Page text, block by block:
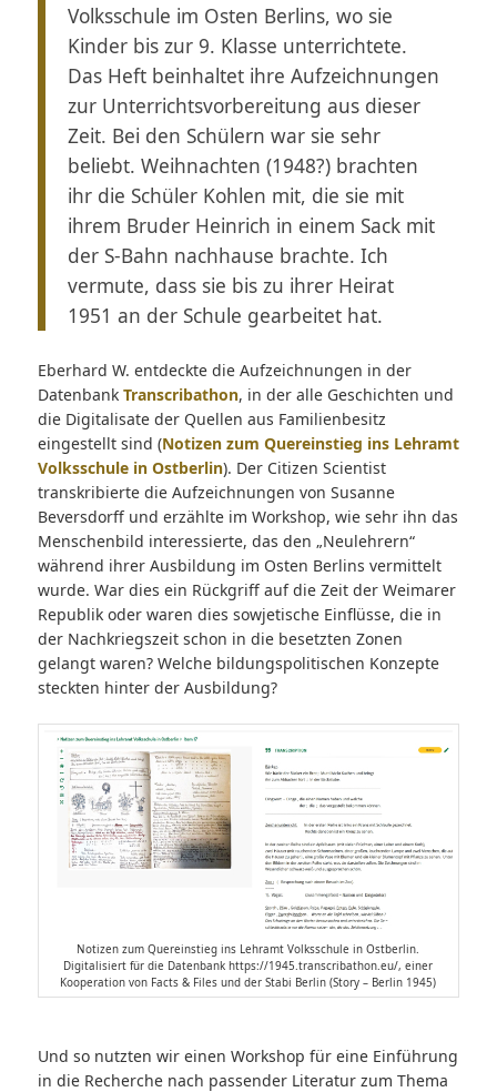
Volksschule im Osten Berlins, wo sie
Kinder bis zur 9. Klasse unterrichtete.
Das Heft beinhaltet ihre Aufzeichnungen
zur Unterrichtsvorbereitung aus dieser
Zeit. Bei den Schülern war sie sehr
beliebt. Weihnachten (1948?) brachten
ihr die Schüler Kohlen mit, die sie mit
ihrem Bruder Heinrich in einem Sack mit
der S-Bahn nachhause brachte. Ich
vermute, dass sie bis zu ihrer Heirat
1951 an der Schule gearbeitet hat.
Eberhard W. entdeckte die Aufzeichnungen in der
Datenbank Transcribathon, in der alle Geschichten und
die Digitalisate der Quellen aus Familienbesitz
eingestellt sind (Notizen zum Quereinstieg ins Lehramt
Volksschule in Ostberlin). Der Citizen Scientist
transkribierte die Aufzeichnungen von Susanne
Beversdorff und erzählte im Workshop, wie sehr ihn das
Menschenbild interessierte, das den „Neulehrern“
während ihrer Ausbildung im Osten Berlins vermittelt
wurde. War dies ein Rückgriff auf die Zeit der Weimarer
Republik oder waren dies sowjetische Einflüsse, die in
der Nachkriegszeit schon in die besetzten Zonen
gelangt waren? Welche bildungspolitischen Konzepte
steckten hinter der Ausbildung?
Notizen zum Quereinstieg ins Lehramt Volksschule in Ostberlin.
Digitalisiert für die Datenbank https://1945.transcribathon.eu/, einer
Kooperation von Facts & Files und der Stabi Berlin (Story – Berlin 1945)
Und so nutzten wir einen Workshop für eine Einführung
in die Recherche nach passender Literatur zum Thema